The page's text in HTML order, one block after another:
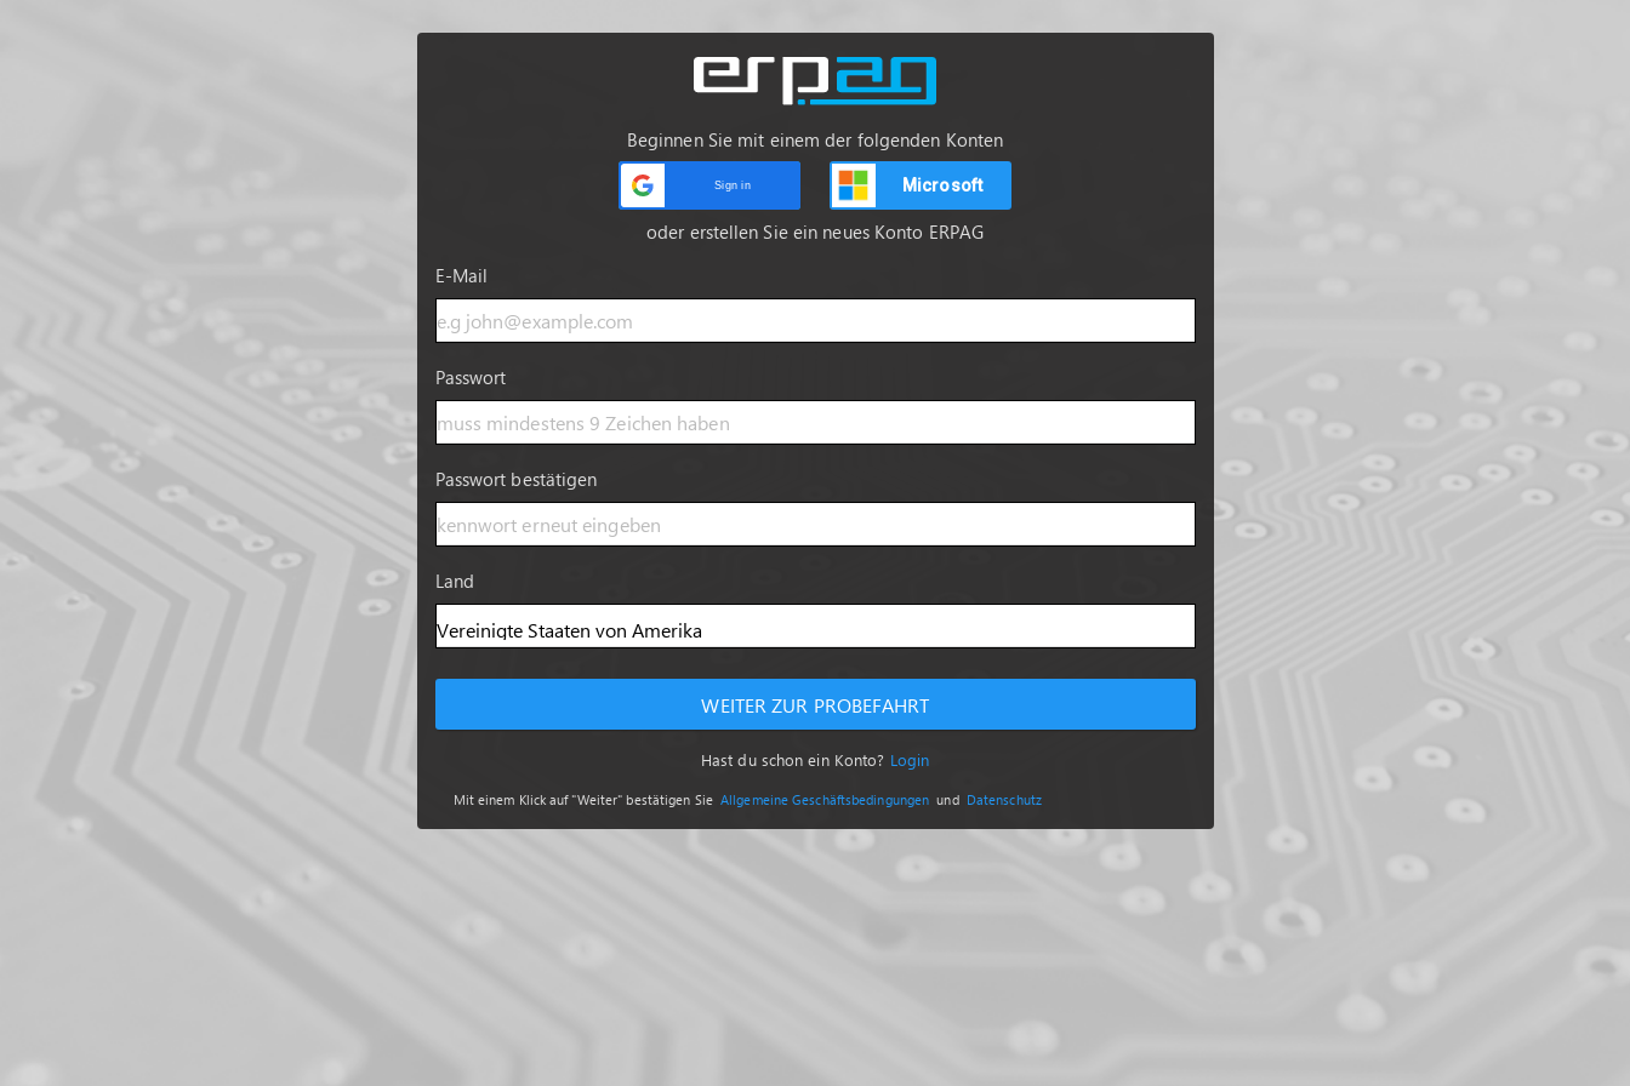
Beginnen Sie mit einem der folgenden Konten
Sign in Microsoft
oder erstellen Sie ein neues Konto ERPAG
E-Mail
Passwort
Passwort bestätigen
Land
WEITER ZUR PROBEFAHRT
Hast du schon ein Konto? Login
Mit einem Klick auf "Weiter" bestätigen Sie Allgemeine Geschäftsbedingungen und Datenschutz